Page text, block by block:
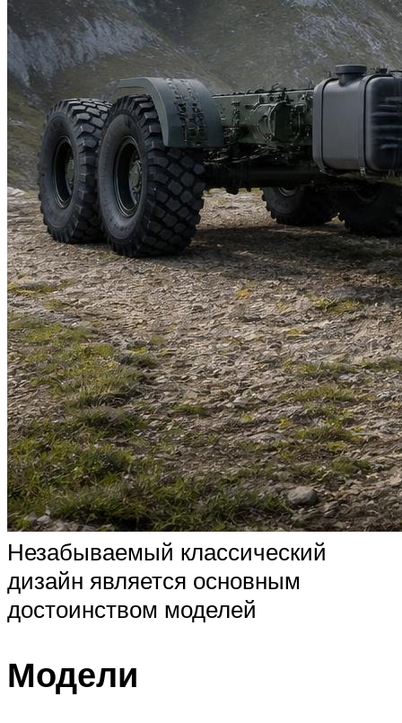
Незабываемый классический
дизайн является основным
достоинством моделей
Модели